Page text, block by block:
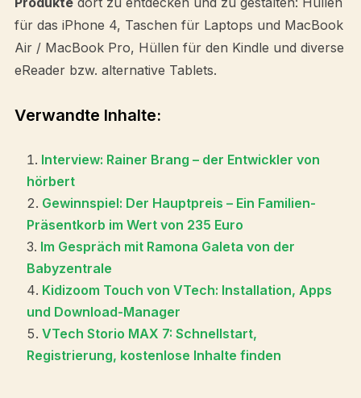
für das iPhone 4, Taschen für Laptops und MacBook
Air / MacBook Pro, Hüllen für den Kindle und diverse
eReader bzw. alternative Tablets.
Verwandte Inhalte:
Interview: Rainer Brang – der Entwickler von
hörbert
Gewinnspiel: Der Hauptpreis – Ein Familien-
Präsentkorb im Wert von 235 Euro
Im Gespräch mit Ramona Galeta von der
Babyzentrale
Kidizoom Touch von VTech: Installation, Apps
und Download-Manager
VTech Storio MAX 7: Schnellstart,
Registrierung, kostenlose Inhalte finden